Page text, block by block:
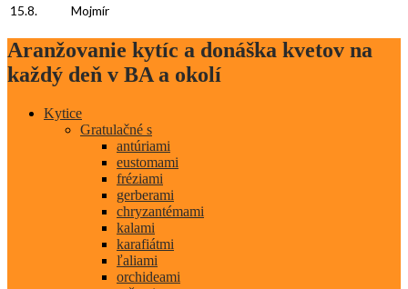
15.8.
Mojmír
Aranžovanie kytíc a donáška kvetov na
každý deň v BA a okolí
Kytice
Gratulačné s
antúriami
eustomami
fréziami
gerberami
chryzantémami
kalami
karafiátmi
ľaliami
orchideami